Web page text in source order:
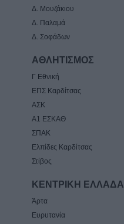
Δ. Μουζάκιου
Δ. Παλαμά
Δ. Σοφάδων
ΑΘΛΗΤΙΣΜΟΣ
Γ Εθνική
ΕΠΣ Καρδίτσας
ΑΣΚ
Α1 ΕΣΚΑΘ
ΣΠΑΚ
Ελπίδες Καρδίτσας
Στίβος
ΚΕΝΤΡΙΚΗ ΕΛΛΑΔΑ
Άρτα
Ευρυτανία